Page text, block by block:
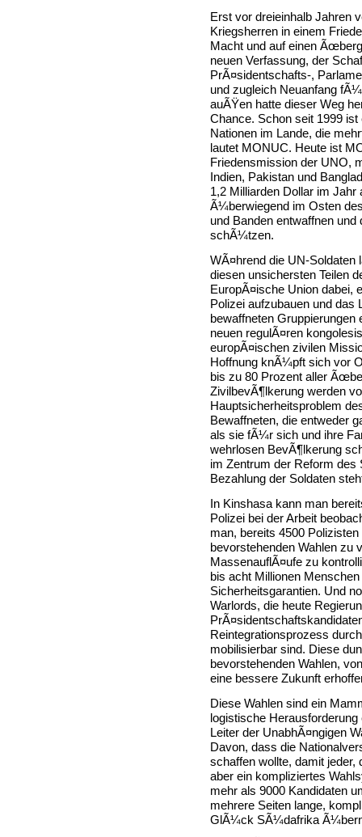
Erst vor dreieinhalb Jahren
Kriegsherren in einem
Macht und auf einen
neuen Verfassung, der
PrÃ¤sidentschafts-,
und zugleich Neuanfang
auÃŸen hatte dieser Weg
Chance. Schon seit 1999
Nationen im Lande, die
lautet MONUC. Heute ist
Friedensmission der UNO,
Indien, Pakistan und
1,2 Milliarden Dollar im
Ã¼berwiegend im Osten
und Banden entwaffnen
schÃ¼tzen.
WÃ¤hrend die UN-Soldaten
diesen unsichersten Teilen
EuropÃ¤ische Union dabei,
Polizei aufzubauen und
bewaffneten
neuen regulÃ¤ren
europÃ¤ischen zivilen
Hoffnung knÃ¼pft sich vor
bis zu 80 Prozent aller
ZivilbevÃ¶lkerung werden
Hauptsicherheitsproblem
Bewaffneten, die entweder
als sie fÃ¼r sich und ihre
wehrlosen BevÃ¶lkerung
im Zentrum der Reform
Bezahlung der Soldaten
In Kinshasa kann man
Polizei bei der Arbeit
man, bereits 4500
bevorstehenden Wahlen zu
MassenauflÃ¤ufe zu
bis acht Millionen
Sicherheitsgarantien. Und
Warlords, die heute
Reintegrationsprozess
mobilisierbar sind. Diese
bevorstehenden Wahlen,
eine bessere Zukunft
Diese Wahlen sind ein
logistische
Leiter der UnabhÃ¤ngigen
Davon, dass die
schaffen wollte, damit jeder,
aber ein kompliziertes
mehr als 9000 Kandidaten
mehrere Seiten lange,
GlÃ¼ck SÃ¼dafrika